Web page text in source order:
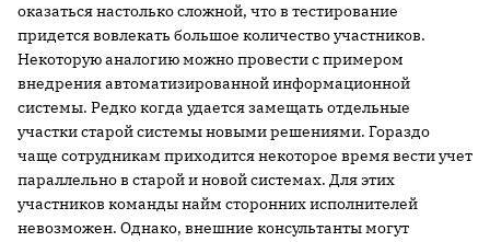
оказаться настолько сложной, что в тестирование
придется вовлекать большое количество участников.
Некоторую аналогию можно провести с примером
внедрения автоматизированной информационной
системы. Редко когда удается замещать отдельные
участки старой системы новыми решениями. Гораздо
чаще сотрудникам приходится некоторое время вести учет
параллельно в старой и новой системах. Для этих
участников команды найм сторонних исполнителей
невозможен. Однако, внешние консультанты могут